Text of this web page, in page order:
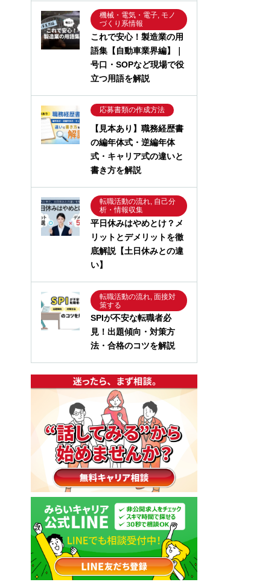
機械・電気・電子, モノ
づくり系情報
これで安心！製造業の用
語集【自動車業界編】｜
号口・SOPなど現場で役
立つ用語を解説
応募書類の作成方法
【見本あり】職務経歴書
の編年体式・逆編年体
式・キャリア式の違いと
書き方を解説
転職活動の流れ, 自己分
析・情報収集
平日休みはやめとけ？メ
リットとデメリットを徹
底解説【土日休みとの違
い】
転職活動の流れ, 面接対
策する
SPIが不安な転職者必
見！出題傾向・対策方
法・合格のコツを解説